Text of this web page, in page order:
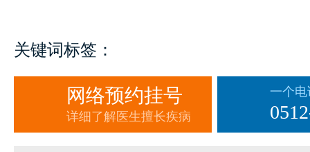
关键词标签：
网络预约挂号
详细了解医生擅长疾病
一个